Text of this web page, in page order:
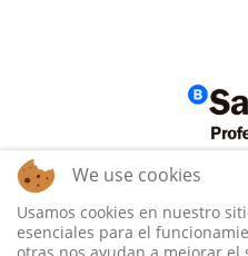
We use cookies
Usamos cookies en nuestro
esenciales para el